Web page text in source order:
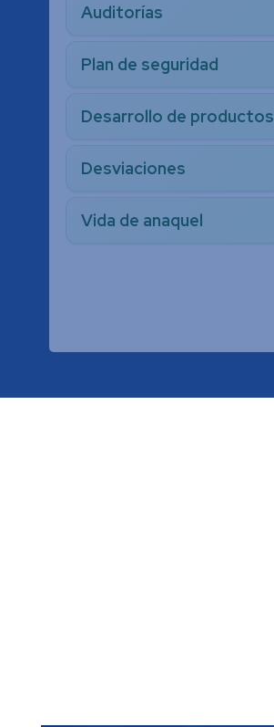
Auditorías
Plan de seguridad
Desarrollo de productos
Desviaciones
Vida de anaquel